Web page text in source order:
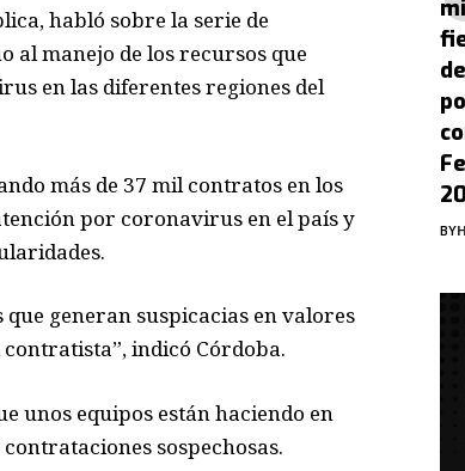
habló sobre la serie de
al manejo de los recursos que
en las diferentes regiones del
más de 37 mil contratos en los
por coronavirus en el país y
generan suspicacias en valores
indicó Córdoba.
unos equipos están haciendo en
sospechosas.
BY